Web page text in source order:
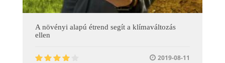
A növényi alapú étrend segít a klímaváltozás
ellen
2019-08-11